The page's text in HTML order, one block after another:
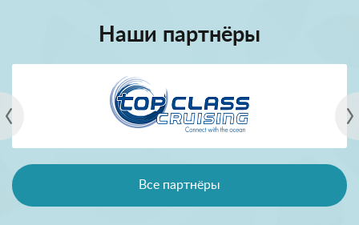
Наши партнёры
Все партнёры